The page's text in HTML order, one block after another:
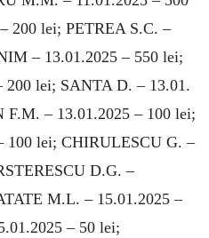
200 lei; PETREA S.C. –
– 13.01.2025 – 550 lei;
200 lei; SANTA D. – 13.01.
– 13.01.2025 – 100 lei;
100 lei; CHIRULESCU G. –
D.G. –
M.L. – 15.01.2025 –
– 50 lei;